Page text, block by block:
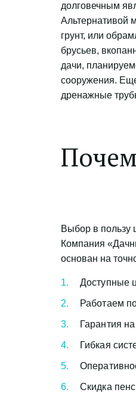
долговечным
Альтернативой
грунт, или
брусьев,
дачи,
сооружения.
дренажные
Выбор в пользу
Компания
основан на
Доступные
Работаем
Гарантия
Гибкая
Скидка